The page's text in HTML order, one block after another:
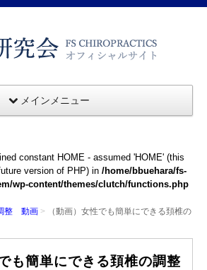
メインメニュー
constant HOME - assumed 'HOME' (this
version of PHP) in /home/bbuehara/fs-
wp-content/themes/clutch/functions.php
整 動画
（動画）女性でも簡単にできる頚椎の
も簡単にできる頚椎の調整